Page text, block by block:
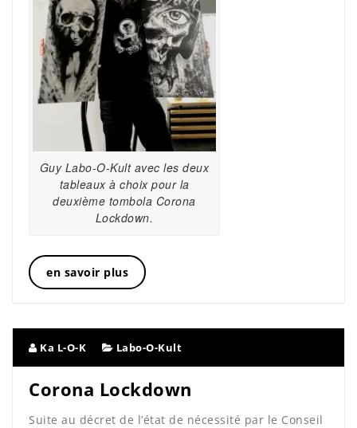
Guy Labo-O-Kult avec les deux
tableaux à choix pour la
deuxième tombola Corona
Lockdown.
en savoir plus
Ka L-O-K Labo-O-Kult
Corona Lockdown
Suite au décret de l’état de nécessité par le Conseil